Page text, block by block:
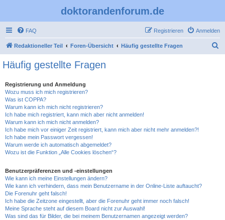
doktorandenforum.de
FAQ Anmelden
Registrieren
Redaktioneller Teil Foren-Übersicht Häufig gestellte Fragen
Häufig gestellte Fragen
Registrierung und Anmeldung
Wozu muss ich mich registrieren?
Was ist COPPA?
Warum kann ich mich nicht registrieren?
Ich habe mich registriert, kann mich aber nicht anmelden!
Warum kann ich mich nicht anmelden?
Ich habe mich vor einiger Zeit registriert, kann mich aber nicht mehr anmelden?!
Ich habe mein Passwort vergessen!
Warum werde ich automatisch abgemeldet?
Wozu ist die Funktion „Alle Cookies löschen“?
Benutzerpräferenzen und -einstellungen
Wie kann ich meine Einstellungen ändern?
Wie kann ich verhindern, dass mein Benutzername in der Online-Liste auftaucht?
Die Forenuhr geht falsch!
Ich habe die Zeitzone eingestellt, aber die Forenuhr geht immer noch falsch!
Meine Sprache steht auf diesem Board nicht zur Auswahl!
Was sind das für Bilder, die bei meinem Benutzernamen angezeigt werden?